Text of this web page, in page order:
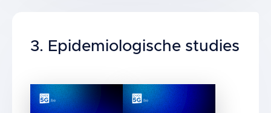
Title
3. Epidemiologische studies